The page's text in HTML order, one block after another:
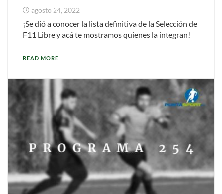
agosto 24, 2022
¡Se dió a conocer la lista definitiva de la Selección de
F11 Libre y acá te mostramos quienes la integran!
READ MORE